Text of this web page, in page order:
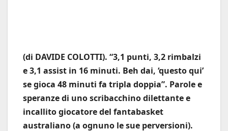
(di DAVIDE COLOTTI). “3,1 punti, 3,2 rimbalzi
e 3,1 assist in 16 minuti. Beh dai, ‘questo qui’
se gioca 48 minuti fa tripla doppia”. Parole e
speranze di uno scribacchino dilettante e
incallito giocatore del fantabasket
australiano (a ognuno le sue perversioni).